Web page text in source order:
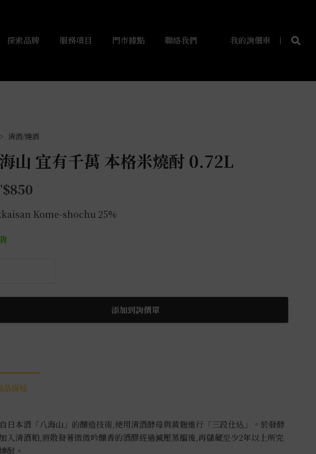
探索品牌 服務項目 門市據點 聯絡我們 我的詢價車
清酒/燒酒
山 宜有千萬 本格米燒酎 0.72L
850
Kome-shochu 25%
添加到詢價單
品描述
日本酒「八海山」的釀造技術,使用清酒酵母與黃麴進行 「三段仕込」。於發酵
入清酒粕,將散發著微微吟釀香的酒醪經過減壓蒸餾後,再儲藏至少2年以上所完
酎。